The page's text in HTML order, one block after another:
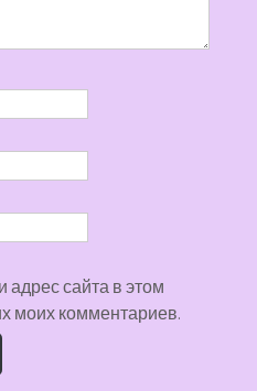
сайта в этом
моих комментариев.